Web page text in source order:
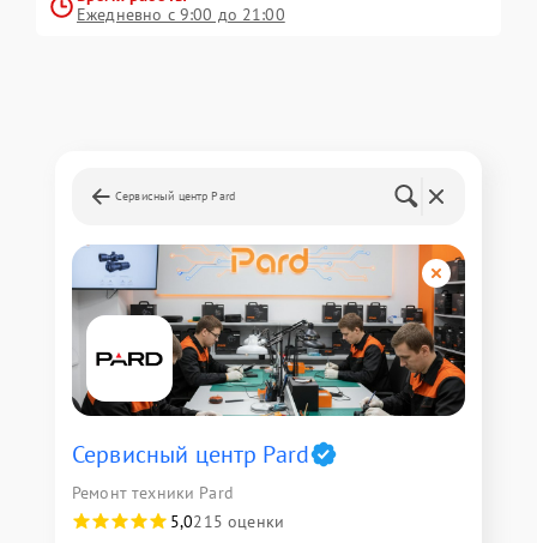
Ежедневно с 9:00 до 21:00
Сервисный центр Pard
Сервисный центр Pard
Ремонт техники Pard
5,0215 оценки